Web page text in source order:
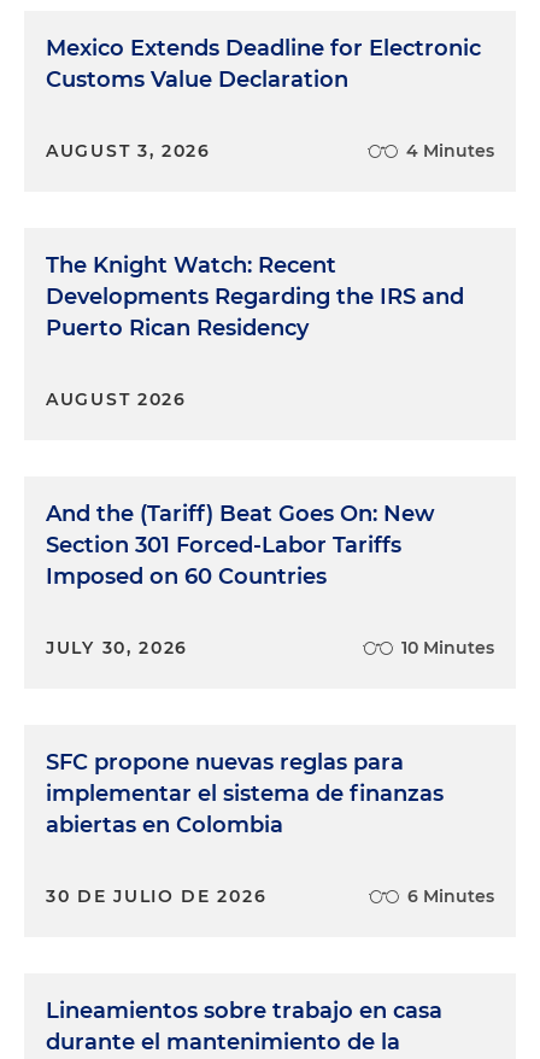
Mexico Extends Deadline for Electronic
Customs Value Declaration
AUGUST 3, 2026 4 Minutes
The Knight Watch: Recent
Developments Regarding the IRS and
Puerto Rican Residency
AUGUST 2026
And the (Tariff) Beat Goes On: New
Section 301 Forced-Labor Tariffs
Imposed on 60 Countries
JULY 30, 2026 10 Minutes
SFC propone nuevas reglas para
implementar el sistema de finanzas
abiertas en Colombia
30 DE JULIO DE 2026 6 Minutes
Lineamientos sobre trabajo en casa
durante el mantenimiento de la